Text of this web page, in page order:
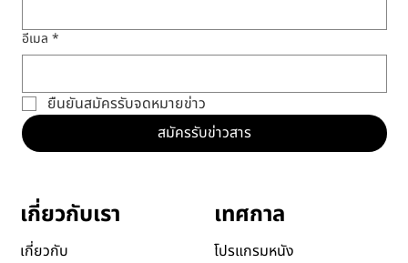
อีเมล *
ยืนยันสมัครรับจดหมายข่าว
สมัครรับข่าวสาร
เกี่ยวกับเรา
เกี่ยวกับ
เทศกาล
โปรแกรมหนัง